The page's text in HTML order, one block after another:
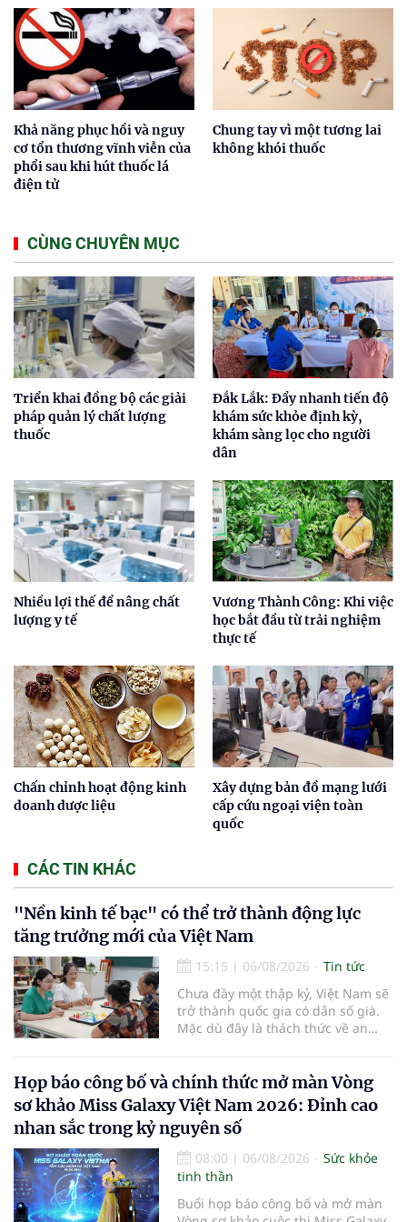
Khả năng phục hồi và nguy
cơ tổn thương vĩnh viễn của
phổi sau khi hút thuốc lá
điện tử
Chung tay vì một tương lai
không khói thuốc
CÙNG CHUYÊN MỤC
Triển khai đồng bộ các giải
pháp quản lý chất lượng
thuốc
Đắk Lắk: Đẩy nhanh tiến độ
khám sức khỏe định kỳ,
khám sàng lọc cho người
dân
Nhiều lợi thế để nâng chất
lượng y tế
Vương Thành Công: Khi việc
học bắt đầu từ trải nghiệm
thực tế
Chấn chỉnh hoạt động kinh
doanh dược liệu
Xây dựng bản đồ mạng lưới
cấp cứu ngoại viện toàn
quốc
CÁC TIN KHÁC
"Nền kinh tế bạc" có thể trở thành động lực
tăng trưởng mới của Việt Nam
15:15 | 06/08/2026
Tin tức
Chưa đầy một thập kỷ, Việt Nam sẽ
trở thành quốc gia có dân số già.
Mặc dù đây là thách thức về an
có giá trị hàng tỷ USD.
Họp báo công bố và chính thức mở màn Vòng
sơ khảo Miss Galaxy Việt Nam 2026: Đỉnh cao
nhan sắc trong kỷ nguyên số
08:00 | 06/08/2026
Sức khỏe
tinh thần
Buổi họp báo công bố và mở màn